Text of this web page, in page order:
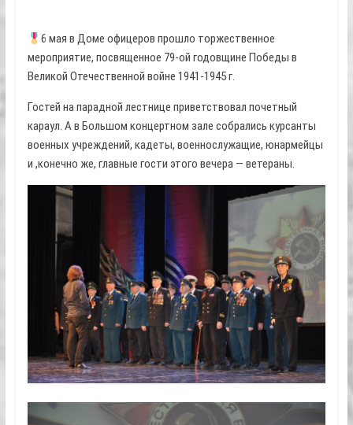
6 мая в Доме офицеров прошло торжественное
мероприятие, посвященное 79-ой годовщине Победы в
Великой Отечественной войне 1941-1945 г.
Гостей на парадной лестнице приветствовал почетный
караул. А в Большом концертном зале собрались курсанты
военных учреждений, кадеты, военнослужащие, юнармейцы
и ,конечно же, главные гости этого вечера — ветераны.